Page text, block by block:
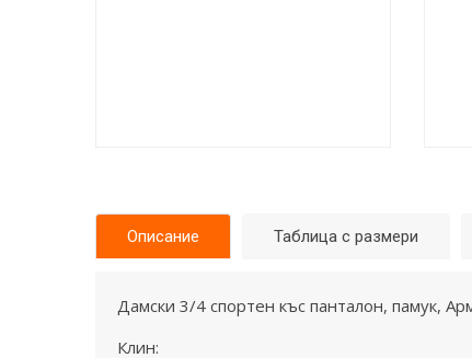
Описание Таблица с размери
Дамски 3/4 спортен къс панталон, памук,
Клин: